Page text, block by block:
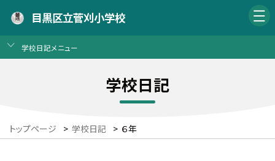
目黒区立菅刈小学校
学校日記メニュー
学校日記
トップページ > 学校日記 > ６年